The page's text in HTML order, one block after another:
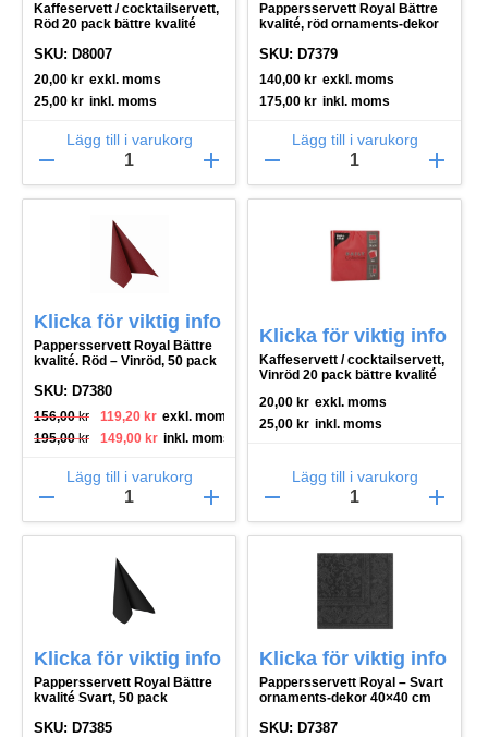
Kaffeservett / cocktailservett,
Röd 20 pack bättre kvalité
SKU: D8007
20,00 kr exkl. moms
25,00 kr inkl. moms
Lägg till i varukorg
remove add
Pappersservett Royal Bättre
kvalité, röd ornaments-dekor
SKU: D7379
140,00 kr exkl. moms
175,00 kr inkl. moms
Lägg till i varukorg
remove add
Klicka för viktig info
Pappersservett Royal Bättre
kvalité. Röd – Vinröd, 50 pack
SKU: D7380
156,00kr
Det ursprungliga priset var: 156,00 kr.
119,20 kr
Det nuvarande priset är: 119,20 kr.
exkl. moms
195,00kr
Det ursprungliga priset var: 195,00 kr.
149,00 kr
Det nuvarande priset är: 149,00 kr.
inkl. moms
Lägg till i varukorg
remove add
Klicka för viktig info
Kaffeservett / cocktailservett,
Vinröd 20 pack bättre kvalité
20,00 kr exkl. moms
25,00 kr inkl. moms
Lägg till i varukorg
remove add
Klicka för viktig info
Pappersservett Royal Bättre
kvalité Svart, 50 pack
SKU: D7385
Klicka för viktig info
Pappersservett Royal – Svart
ornaments-dekor 40×40 cm
SKU: D7387